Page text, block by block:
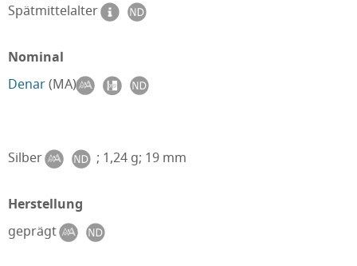
Spätmittelalter
Nominal
Denar(MA)
Silber ; 1,24 g; 19 mm
Herstellung
geprägt